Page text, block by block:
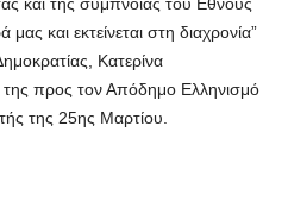
και της σύμπνοιας του Εθνους
και εκτείνεται στη διαχρονία”
Κατερίνα
προς τον Απόδημο Ελληνισμό
της 25ης Μαρτίου.